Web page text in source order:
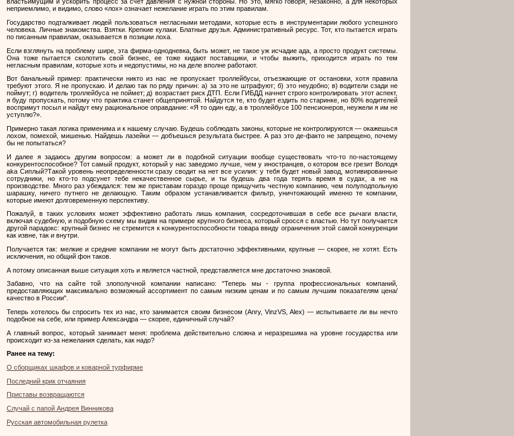
властьимущим и ускорить процесс за счет давления с нужной стороны. Но это, мягко говоря, незаконно, а для некоторых
неприемлимо, и видимо, слово «лох» означает нежелание играть по этим правилам.
Государство подталкивает людей пользоваться негласными методами, которые есть в инструментарии любого успешного
человека. Личные знакомства. Взятки. Крепкие кулаки. Блатные друзья. Административный ресурс. Тот, кто пытается играть
по писанным правилам, оказывается в позиции лоха.
Если взглянуть на проблему шире, эта фирма-однодневка, быть может, не такое уж исчадие ада, а просто продукт системы.
Она тоже пытается сколотить свой бизнес, ее тоже кидают поставщики, и чтобы выжить, приходится играть по тем
негласным правилам, которые хоть и недопустимы, но на деле вполне работают.
Вот банальный пример: практически никто из нас не пропускает троллейбусы, отъезжающие от остановки, хотя правила
требуют этого. Я не пропускаю. И делаю так по ряду причин: а) за это не штрафуют; б) это неудобно; в) водители сзади не
поймут; г) водитель троллейбуса не поймет; д) возрастает риск ДТП. Если ГИБДД начнет строго контролировать этот аспект,
я буду пропускать, потому что практика станет общепринятой. Найдутся те, кто будет ездить по старинке, но 80% водителей
воспримут посыл и найдут ему рациональное оправдание: «Я то один еду, а в троллейбусе 100 пенсионеров, неужели я им не
уступлю?».
Примерно такая логика применима и к нашему случаю. Будешь соблюдать законы, которые не контролируются — окажешься
лохом, помехой, мишенью. Найдешь лазейки — добъешься результата быстрее. А раз это де-факто не запрещено, почему
бы не попытаться?
И далее я задаюсь другим вопросом: а может ли в подобной ситуации вообще существовать что-то по-настоящему
конкурентоспособное? Тот самый продукт, который у нас заведомо лучше, чем у иностранцев, о котором все грезит Володя
aka Сиплый?Такой уровень неопределенности сразу сводит на нет все усилия: у тебя будет новый завод, мотивированные
сотрудники, но кто-то подсунет тебе некачественное сырье, и ты будешь два года терять время в судах, а не на
производстве. Много раз убеждался: тем же приставам гораздо проще прищучить честную компанию, чем полуподпольную
шарашку, ничего путнего не делающую. Таким образом устанавливается фильтр, уничтожающий именно те компании,
которые имеют долговременную перспективу.
Пожалуй, в таких условиях может эффективно работать лишь компания, сосредоточившая в себе все рычаги власти,
включая судебную, и подобную схему мы видим на примере крупного бизнеса, который сросся с властью. Но тут получается
другой парадокс: крупный бизнес не стремится к конкурентоспособности товара ввиду ограничения этой самой конкуренции
как извне, так и внутри.
Получается так: мелкие и средние компании не могут быть достаточно эффективными, крупные — скорее, не хотят. Есть
исключения, но общий фон таков.
А потому описанная выше ситуация хоть и является частной, представляется мне достаточно знаковой.
Забавно, что на сайте той злополучной компании написано: "Теперь мы - группа профессиональных компаний,
предоставляющих максимально возможный ассортимент по самым низким ценам и по самым лучшим показателям цена/
качество в России".
Теперь хотелось бы спросить тех из нас, кто занимается своим бизнесом (Anry, VinzVS, Alex) —испытываете ли вы нечто
подобное на себе, или пример Александра — скорее, единичный случай?
А главный вопрос, который занимает меня: проблема действительно сложна и неразрешима на уровне государства или
происходит из-за нежелания сделать, как надо?
Ранее на тему:
О сборщиках шкафов и коварной турфирме
Последний крик отчаяния
Приставы возвращаются
Случай с папой Андрея Винникова
Русская автомобильная рулетка